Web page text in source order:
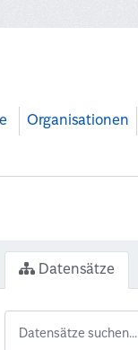
Organisationen
Datensätze